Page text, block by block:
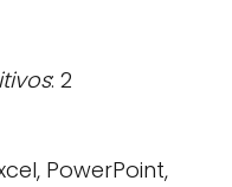
: 2
PowerPoint,